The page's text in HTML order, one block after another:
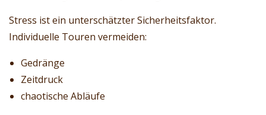
Stress ist ein unterschätzter Sicherheitsfaktor.
Individuelle Touren vermeiden:
Gedränge
Zeitdruck
chaotische Abläufe